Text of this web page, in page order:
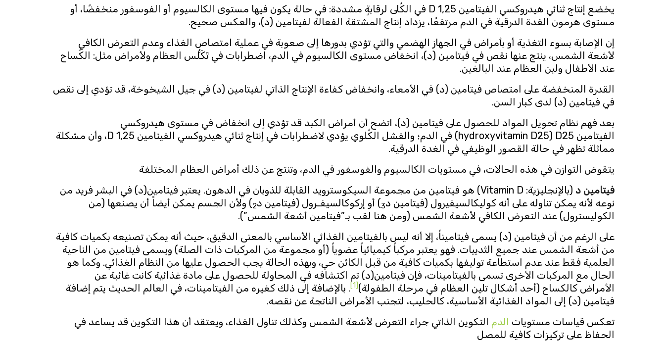
يخضع إنتاج ثنائي هيدروكسي الفيتامين 1,25 D في الكُلى لرقابةٍ مشددة: في حالة يكون فيها مستوى الكالسيوم أو الفوسفور منخفضًا، أو
مستوى هرمون الغدة الدرقية في الدم مرتفعًا، يزداد إنتاج المشتقة الفعالة لفيتامين (د)، والعكس صحيح.
إن الإصابة بسوء التغذية أو بأمراض في الجهاز الهضمي والتي تؤدي بدورها إلى صعوبة في عملية امتصاص الغذاء وعدم التعرض الكافي
لأشعة الشمس، ينتج عنها نقص في فيتامين (د)، انخفاض مستوى الكالسيوم في الدم، اضطرابات في تَكَلُّس العظام ولأمراض مثل: الكُساح
عند الأطفال ولين العظام عند البالغين.
القدرة المنخفضة على امتصاص فيتامين (د) في الأمعاء، وانخفاض كفاءة الإنتاج الذاتي لفيتامين (د) في جيل الشيخوخة، قد تؤدي إلى نقص
في فيتامين (د) لدى كبار السن.
بعد فهم نظام تحويل المواد للحصول على فيتامين (د)، اتضح أن أمراض الكبد قد تؤدي إلى انخفاض في مستوى هيدروكسي
الفيتامين hydroxyvitamin D25) D25) في الدم؛ والفشل الكُلوي يؤدي لاضطرابات في إنتاج ثنائي هيدروكسي الفيتامين 1,25 D، وأن مشكلة
مماثلة تظهر في حالة القصور الوظيفي في الغدة الدرقية.
يتقوض التوازن في هذه الحالات، في مستويات الكالسيوم والفوسفور في الدم، وتنتج عن ذلك أمراض العظام المختلفة
فيتامين د
(بالإنجليزية: Vitamin D) هو فيتامين من مجموعة السيكوسترويد القابلة للذوبان في الدهون. يعتبر فيتامين(د) في البشر فريد من
نوعه لأنه يمكن تناوله على أنه كوليكالسيفيرول (فيتامين د3) أو إركوكالسيفـرول (فيتامين د2) ولأن الجسم يمكن أيضاً أن يصنعها (من
الكوليسترول) عند التعرض الكافي لأشعة الشمس (ومن هنا لقب بـ”فيتامين أشعة الشمس”).
على الرغم من أن فيتامين (د) يسمى فيتاميناً، إلا أنه ليس بالفيتامين الغذائي الأساسي بالمعنى الدقيق، حيث أنه يمكن تصنيعه بكميات كافية
من أشعة الشمس عند جميع الثدييات. فهو يعتبر مركباً كيميائياً عضوياً (أو مجموعة من المركبات ذات الصلة) ويسمى فيتامين من الناحية
العلمية فقط عند عدم استطاعة توليفها بكميات كافية من قبل الكائن حي، وبهذه الحالة يجب الحصول عليها من النظام الغذائي. وكما هو
الحال مع المركبات الأخرى تسمى بالفيتامينات، فإن فيتامين(د) تم اكتشافه في المحاولة للحصول على مادة غذائية كانت غائبة عن
الأمراض كالكساح (أحد أشكال تلين العظام في مرحلة الطفولة) [1]
. بالإضافة إلى ذلك كغيره من الفيتامينات، في العالم الحديث يتم إضافة
فيتامين (د) إلى المواد الغذائية الأساسية، كالحليب، لتجنب الأمراض الناتجة عن نقصه.
تعكس قياسات مستويات الدم التكوين الذاتي جراء التعرض لأشعة الشمس وكذلك تناول الغذاء، ويعتقد أن هذا التكوين قد يساعد في
الحفاظ على تركيزات كافية للمصل